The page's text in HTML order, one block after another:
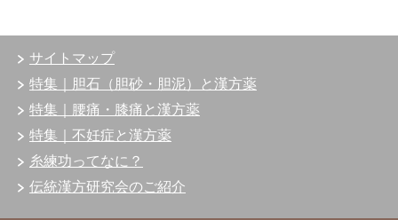
サイトマップ
特集｜胆石（胆砂・胆泥）と漢方薬
特集｜腰痛・膝痛と漢方薬
特集｜不妊症と漢方薬
糸練功ってなに？
伝統漢方研究会のご紹介